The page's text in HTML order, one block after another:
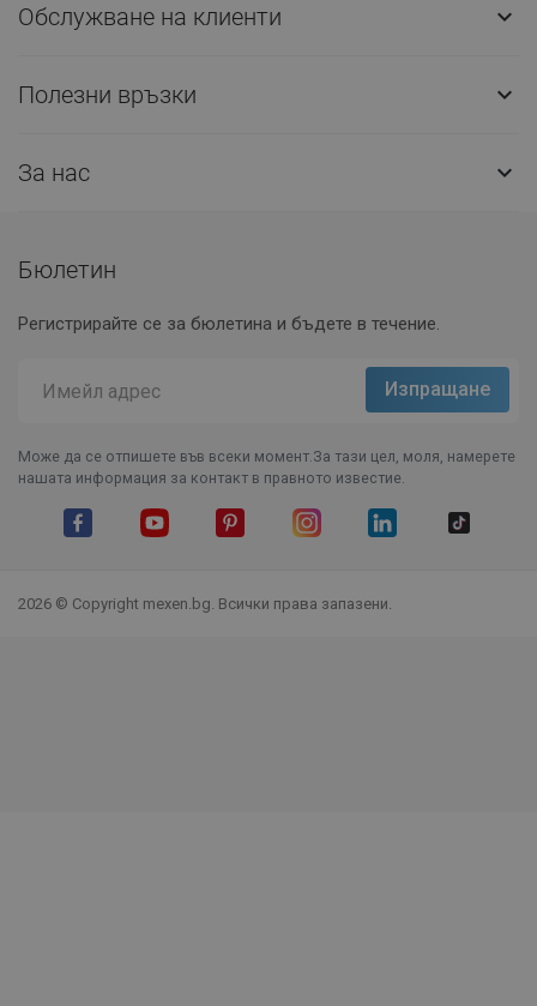
Обслужване на клиенти 
Полезни връзки 
За нас 
Бюлетин
Регистрирайте се за бюлетина и бъдете в течение.
Може да се отпишете във всеки момент.За тази цел, моля, намерете
нашата информация за контакт в правното известие.
2026 © Copyright mexen.bg. Всички права запазени.